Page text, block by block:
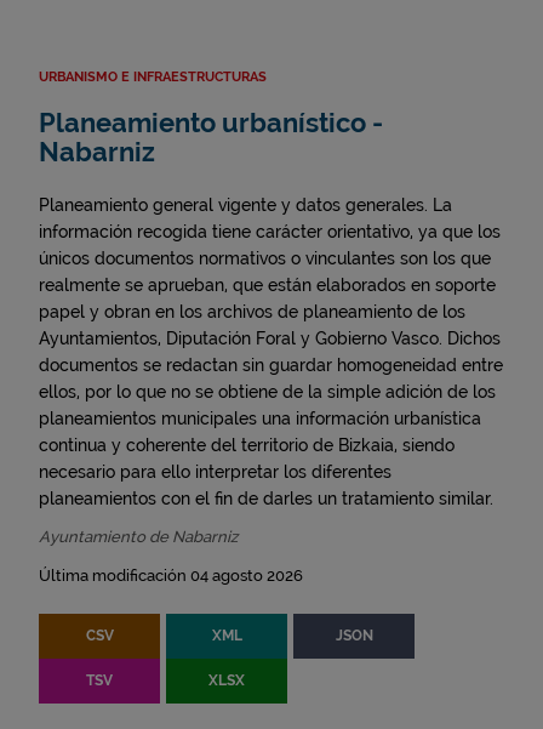
URBANISMO E INFRAESTRUCTURAS
Planeamiento urbanístico -
Nabarniz
Planeamiento general vigente y datos generales. La
información recogida tiene carácter orientativo, ya que los
únicos documentos normativos o vinculantes son los que
realmente se aprueban, que están elaborados en soporte
papel y obran en los archivos de planeamiento de los
Ayuntamientos, Diputación Foral y Gobierno Vasco. Dichos
documentos se redactan sin guardar homogeneidad entre
ellos, por lo que no se obtiene de la simple adición de los
planeamientos municipales una información urbanística
continua y coherente del territorio de Bizkaia, siendo
necesario para ello interpretar los diferentes
planeamientos con el fin de darles un tratamiento similar.
Ayuntamiento de Nabarniz
Última modificación 04 agosto 2026
CSV XML JSON
TSV XLSX